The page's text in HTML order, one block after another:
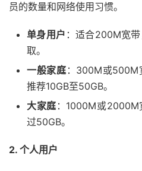
员的数量和网络使用习惯。
单身用户 ：适合200M宽
取。
一般家庭：300M或500M
推荐10GB至50GB。
大家庭：1000M或2000M
过50GB。
2. 个人用户